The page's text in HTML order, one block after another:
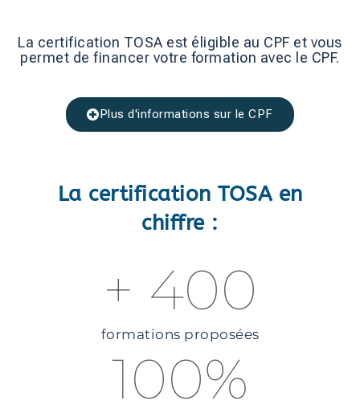
La certification TOSA est éligible au CPF et vous
permet de financer votre formation avec le CPF.
Plus d'informations sur le CPF
La certification TOSA en
chiffre :
formations proposées
+ 400
100%